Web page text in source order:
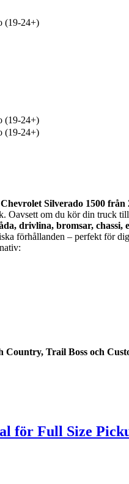
(19-24+)
(19-24+)
(19-24+)
Silverado 1500 från
Oavsett om du kör din truck
drivlina, bromsar, chassi,
förhållanden – perfekt för
Country, Trail Boss och
för Full Size